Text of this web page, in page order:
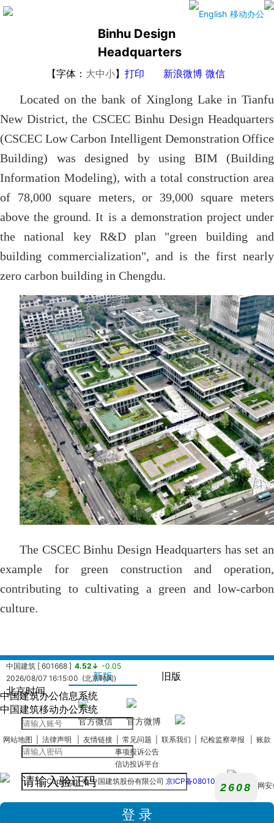
移动办公
English
Binhu Design
Headquarters
【字体： 大中小】 打印 新浪微博 微信
Located on the bank of Xinglong Lake in Tianfu
New District, the CSCEC Binhu Design Headquarters
(CSCEC Low Carbon Intelligent Demonstration Office
Building) was designed by using BIM (Building
Information Modeling), with a total construction area
of 78,000 square meters, or 39,000 square meters
above the ground. It is a demonstration project under
the national key R&D plan "green building and
building commercialization", and is the first nearly
zero carbon building in Chengdu.
The CSCEC Binhu Design Headquarters has set an
example for green construction and operation,
contributing to cultivating a green and low-carbon
culture.
中国建筑 [ 601668 ] 4.52↓ -0.05
2026/08/07 16:15:00 (北京时间)
北京时间
中国海外发展有限公司 [ 0688.HK ] 13.14↓
2026/08/07 16:08:24 (北京时间)
中国建筑国际集团有限公司 [ 03311.hk ] 8.38↓
2026/08/07 16:08:24 (北京时间)
中国海外宏洋集团有限公司 [ 00081.HK ] 2.50↓
2026/08/07 16:08:24 (北京时间)
中建西部建设股份有限公司 [ 002302.SZ ] 4.86↓ -0.22
2026/08/07 16:14:48 (北京时间)
中国建筑兴业集团有限公司 [ 00830.HK ] 0.66↑ +0.00
官方微信 官方微博
网站地图 法律声明 友情链接 常见问题 联系我们 纪检监察举报
账款
事项投诉公告
信访投诉平台
Copyright © 中国建筑股份有限公司 京ICP备08010180
京公网安
新版
旧版
中国建筑办公信息系统
中国建筑移动办公系统